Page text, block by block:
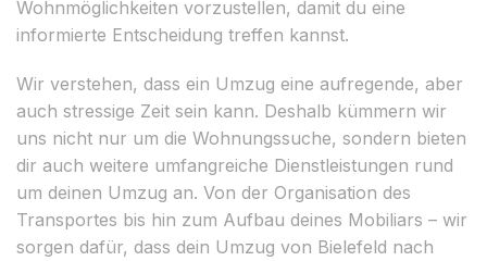
Wohnmöglichkeiten vorzustellen, damit du eine
informierte Entscheidung treffen kannst.
Wir verstehen, dass ein Umzug eine aufregende, aber
auch stressige Zeit sein kann. Deshalb kümmern wir
uns nicht nur um die Wohnungssuche, sondern bieten
dir auch weitere umfangreiche Dienstleistungen rund
um deinen Umzug an. Von der Organisation des
Transportes bis hin zum Aufbau deines Mobiliars – wir
sorgen dafür, dass dein Umzug von Bielefeld nach